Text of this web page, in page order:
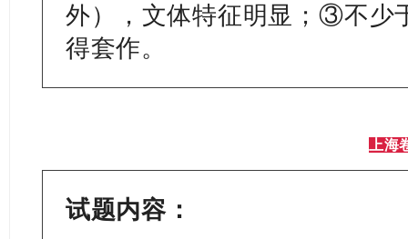
外），文体特征明显； ③不少
得套作。
上海
试题内容：